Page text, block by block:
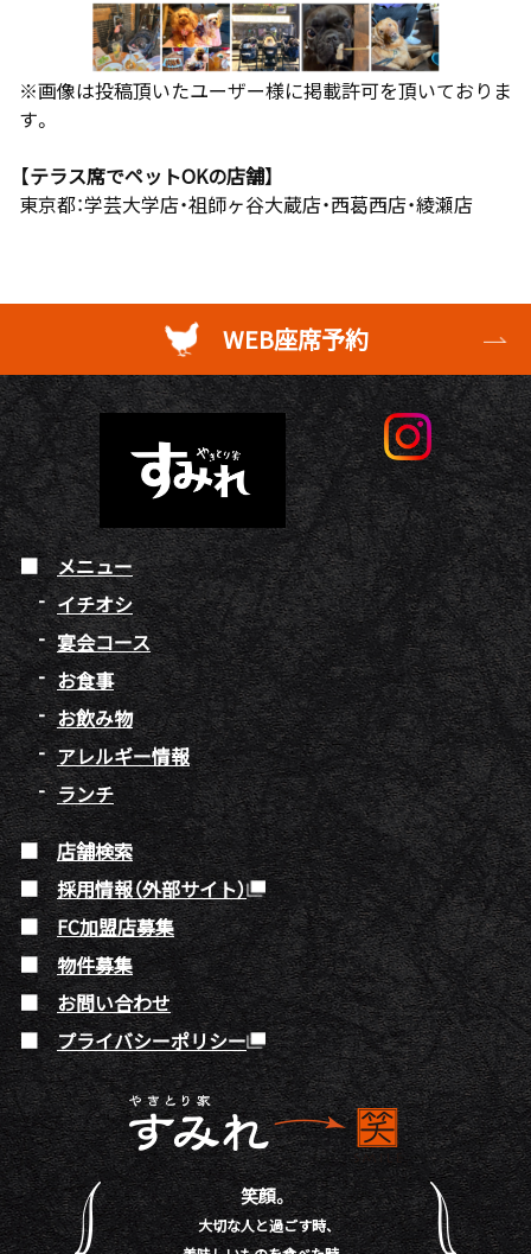
※画像は投稿頂いたユーザー様に掲載許可を頂いておりま
す。
【テラス席でペットOKの店舗】
東京都：学芸大学店・祖師ヶ谷大蔵店・西葛西店・綾瀬店
WEB座席予約
メニュー
イチオシ
宴会コース
お食事
お飲み物
アレルギー情報
ランチ
店舗検索
採用情報（外部サイト）
FC加盟店募集
物件募集
お問い合わせ
プライバシーポリシー
笑顔。
大切な人と過ごす時、